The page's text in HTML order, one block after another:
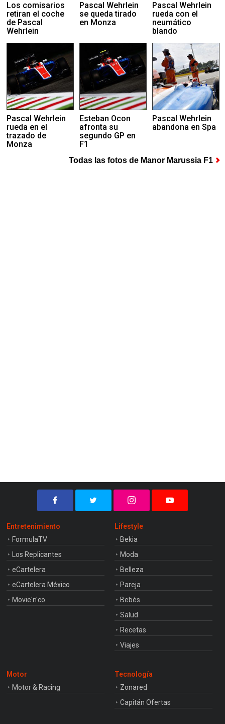
Los comisarios
retiran el coche
de Pascal
Wehrlein
Pascal Wehrlein
se queda tirado
en Monza
Pascal Wehrlein
rueda con el
neumático
blando
Pascal Wehrlein
rueda en el
trazado de
Monza
Esteban Ocon
afronta su
segundo GP en
F1
Pascal Wehrlein
abandona en Spa
Todas las fotos de Manor Marussia F1
Entretenimiento
FormulaTV
Los Replicantes
eCartelera
eCartelera México
Movie'n'co
Lifestyle
Bekia
Moda
Belleza
Pareja
Bebés
Salud
Recetas
Viajes
Motor
Motor & Racing
Tecnología
Zonared
Capitán Ofertas